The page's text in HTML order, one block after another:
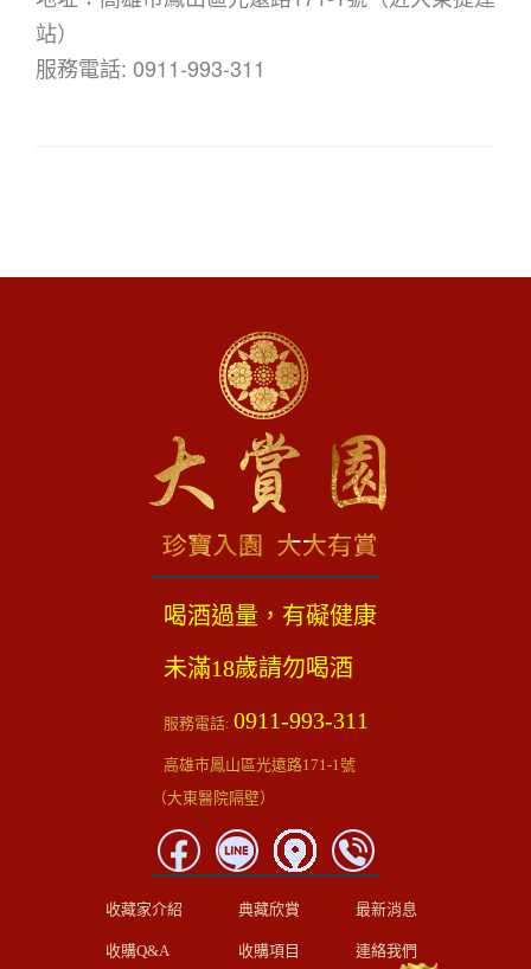
站）
服務電話: 0911-993-311
喝酒過量，有礙健康
未滿18歲請勿喝酒
服務電話: 0911-993-311
高雄市鳳山區光遠路171-1號
（大東醫院隔壁）
收藏家介紹
收購Q&A
典藏欣賞
收購項目
最新消息
連絡我們